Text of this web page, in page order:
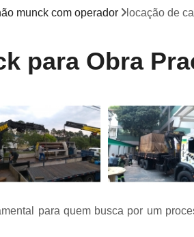
Locação de Caminhão Munck para
Locação de Munck
Locação de
Locação de Guindaste para Caminhão
Locação de Guindaste para
Locação de Guindastes e Muncks
Locação de Guindastes para
Remoção de Máquinas e
munck com operador locação de
para Obra
para quem busca por um